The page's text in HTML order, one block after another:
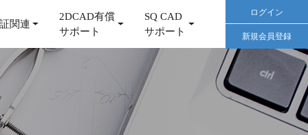
関連
2DCAD有償
サポート
SQ CAD
サポート
ログイン
新規会員登録